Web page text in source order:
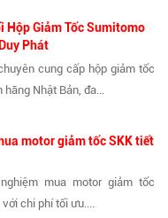
Hộp Giảm Tốc Sumitomo
Phát
cung cấp hộp giảm tốc
Nhật Bản, đa...
motor giảm tốc SKK tiết
mua motor giảm tốc
chi phí tối ưu....